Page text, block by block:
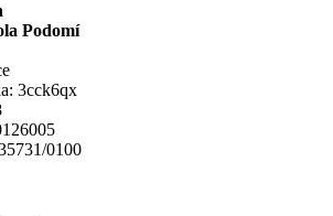
Podomí
3cck6qx
0100